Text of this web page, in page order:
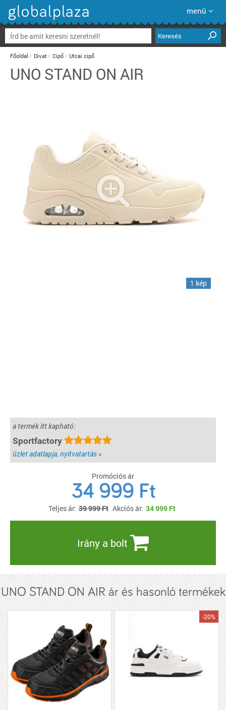
menü
Keresés
Főoldal Divat Cipő Utcai cipő
UNO STAND ON AIR
1 kép
a termék itt kapható:
Sportfactory
üzlet adatlapja, nyitvatartás »
Promóciós ár
34 999 Ft
Teljes ár: 39 999 Ft Akciós ár: 34 999 Ft
Irány a bolt
UNO STAND ON AIR ár és hasonló termékek
-20%